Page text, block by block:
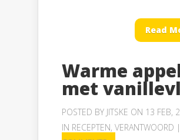
Read
Warme
met
POSTED BY JITSKE ON 13 FEB,
IN RECEPTEN, VERANTWOORD |